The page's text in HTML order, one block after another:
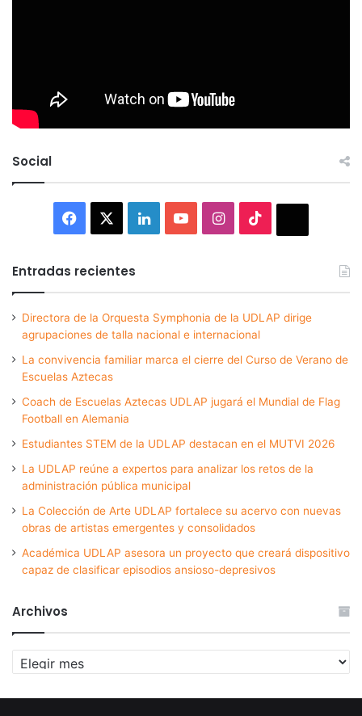
Social
Facebook LinkedInYouTubeInstagram
Entradas recientes
Directora de la Orquesta Symphonia de la UDLAP dirige
agrupaciones de talla nacional e internacional
La convivencia familiar marca el cierre del Curso de Verano de
Escuelas Aztecas
Coach de Escuelas Aztecas UDLAP jugará el Mundial de Flag
Football en Alemania
Estudiantes STEM de la UDLAP destacan en el MUTVI 2026
La UDLAP reúne a expertos para analizar los retos de la
administración pública municipal
La Colección de Arte UDLAP fortalece su acervo con nuevas
obras de artistas emergentes y consolidados
Académica UDLAP asesora un proyecto que creará dispositivo
capaz de clasificar episodios ansioso-depresivos
Archivos
Archivos